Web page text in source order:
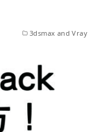
3dsmax and Vray